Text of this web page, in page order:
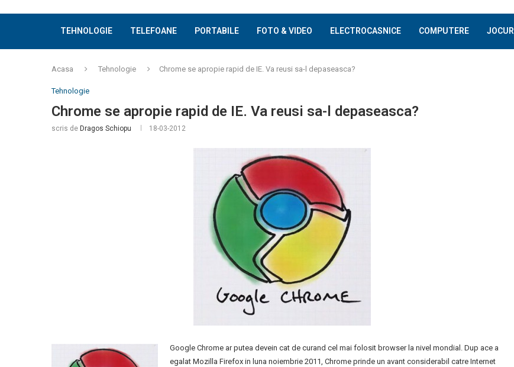
TEHNOLOGIE TELEFOANE PORTABILE FOTO & VIDEO ELECTROCASNICE COMPUTERE JOCURI
Acasa Tehnologie Chrome se apropie rapid de IE. Va reusi sa-l depaseasca?
Tehnologie
Chrome se apropie rapid de IE. Va reusi sa-l depaseasca?
scris de Dragos Schiopu 18-03-2012
Google Chrome ar putea devein cat de curand cel mai folosit browser la nivel mondial. Dup ace a
egalat Mozilla Firefox in luna noiembrie 2011, Chrome prinde un avant considerabil catre Internet